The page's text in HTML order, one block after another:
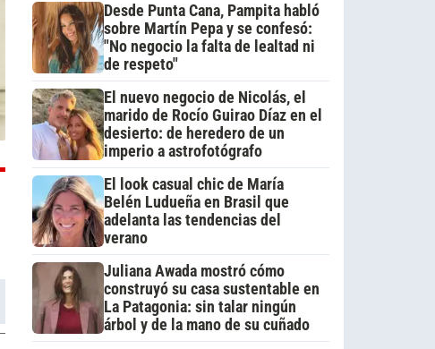
Desde Punta Cana, Pampita habló
sobre Martín Pepa y se confesó:
"No negocio la falta de lealtad ni
de respeto"
El nuevo negocio de Nicolás, el
marido de Rocío Guirao Díaz en el
desierto: de heredero de un
imperio a astrofotógrafo
El look casual chic de María
Belén Ludueña en Brasil que
adelanta las tendencias del
verano
Juliana Awada mostró cómo
construyó su casa sustentable en
La Patagonia: sin talar ningún
árbol y de la mano de su cuñado